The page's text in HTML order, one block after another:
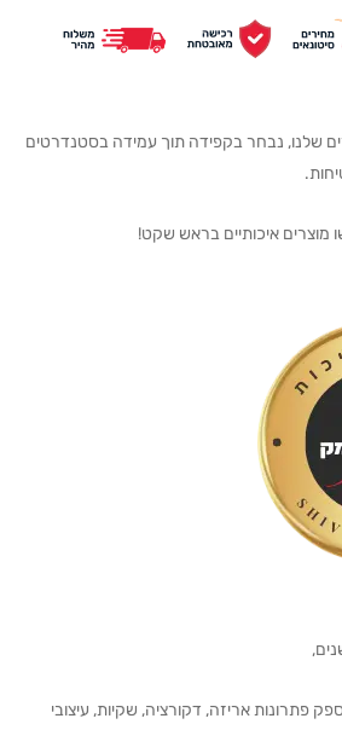
שלנו, נבחר בקפידה תוך עמידה בסטנדרטים
איכותיים בראש שקט!
פתרונות אריזה, דקורציה, שקיות, עיצובי